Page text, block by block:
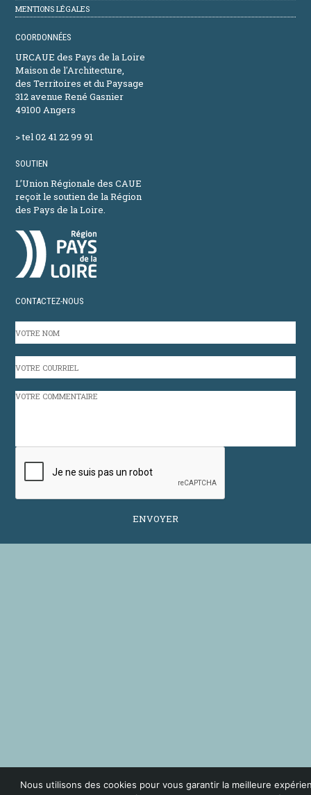
MENTIONS LÉGALES
COORDONNÉES
URCAUE des Pays de la Loire
Maison de l'Architecture,
des Territoires et du Paysage
312 avenue René Gasnier
49100 Angers
> tel 02 41 22 99 91
SOUTIEN
L’Union Régionale des CAUE
reçoit le soutien de la Région
des Pays de la Loire.
CONTACTEZ-NOUS
NOM
COURRIEL
VOTRE
CAPTCHA
Nous utilisons des cookies pour vous garantir la meilleure